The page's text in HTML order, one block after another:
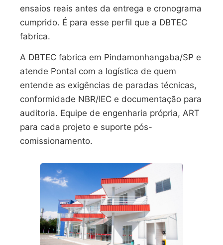
ensaios reais antes da entrega e cronograma
cumprido. É para esse perfil que a DBTEC
fabrica.
A DBTEC fabrica em Pindamonhangaba/SP e
atende Pontal com a logística de quem
entende as exigências de paradas técnicas,
conformidade NBR/IEC e documentação para
auditoria. Equipe de engenharia própria, ART
para cada projeto e suporte pós-
comissionamento.